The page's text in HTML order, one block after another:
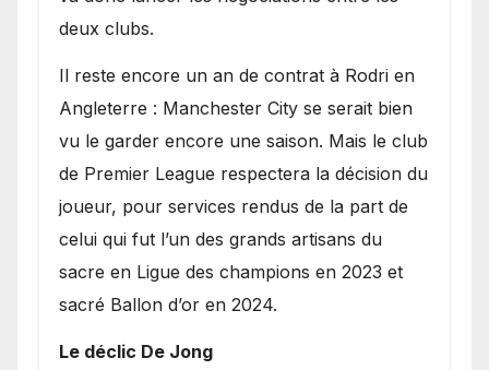
deux clubs.
​Il reste encore un an de contrat à Rodri en
Angleterre : Manchester City se serait bien
vu le garder encore une saison. Mais le club
de Premier League respectera la décision du
joueur, pour services rendus de la part de
celui qui fut l’un des grands artisans du
sacre en Ligue des champions en 2023 et
sacré Ballon d’or en 2024.
Le déclic De Jong